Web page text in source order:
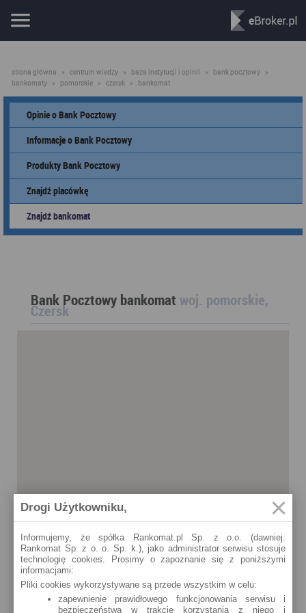
strona główna » centrum wiedzy » baza instytucji i opinii » bank pocztowy »
bankomaty » pomorskie » czersk » bankomat
Opinie o Bank Pocztowy
Informacje o Bank Pocztowy
Produkty Bank Pocztowy
Znajdź placówkę
Znajdź bankomat
Bank Pocztowy bankomat woj. pomorskie,
Czersk
Drogi Użytkowniku,
Informujemy, że spółka Rankomat.pl Sp. z o.o. (dawniej:
Rankomat Sp. z o. o. Sp. k.), jako administrator serwisu stosuje
technologię cookies. Prosimy o zapoznanie się z poniższymi
informacjami:
Pliki cookies wykorzystywane są przede wszystkim w celu:
zapewnienie prawidłowego funkcjonowania serwisu i
bezpieczeństwa w trakcie korzystania z niego i